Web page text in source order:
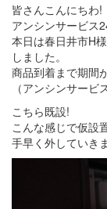
皆さんこんにちわ!
アンシンサービス
本日は春日井市H
しました。
商品到着まで期間
（アンシンサービ
こちら既設!
こんな感じで仮設
手早く外していき